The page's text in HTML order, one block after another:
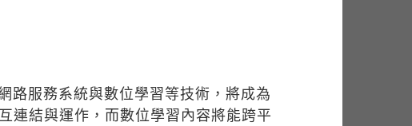
路服務系統與數位學習等技術，將成為
連結與運作，而數位學習內容將能跨平